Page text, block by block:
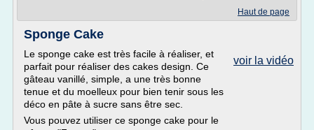
Haut de page
Sponge Cake
voir la vidéo
Le sponge cake est très facile à réaliser, et
parfait pour réaliser des cakes design. Ce
gâteau vanillé, simple, a une très bonne
tenue et du moelleux pour bien tenir sous les
déco en pâte à sucre sans être sec.
Vous pouvez utiliser ce sponge cake pour le